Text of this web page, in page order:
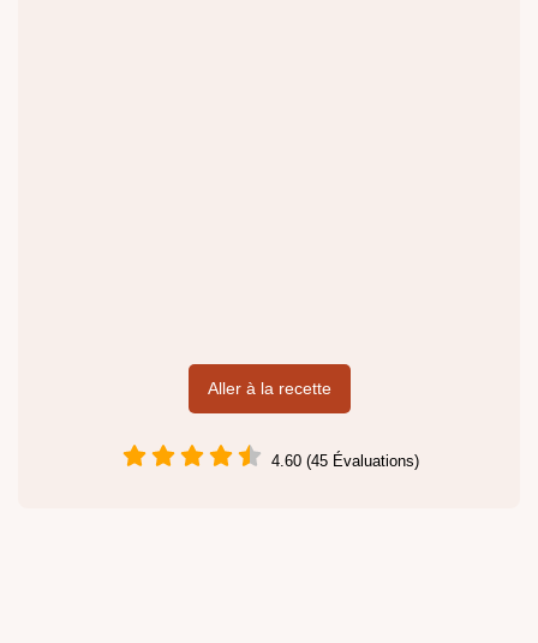
Aller à la recette
4.60 (45 Évaluations)